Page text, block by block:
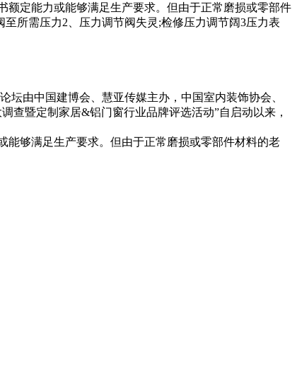
定能力或能够满足生产要求。但由于正常磨损或零部件
所需压力2、压力调节阀失灵;检修压力调节阔3压力表
坛由中国建博会、慧亚传媒主办，中国室内装饰协会、
查暨定制家居&铝门窗行业品牌评选活动”自启动以来，
能够满足生产要求。但由于正常磨损或零部件材料的老